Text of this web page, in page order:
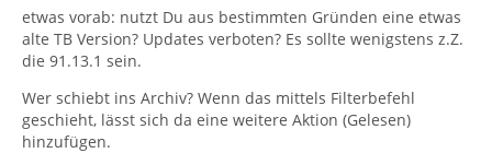
etwas vorab: nutzt Du aus bestimmten Gründen eine etwas
alte TB Version? Updates verboten? Es sollte wenigstens z.Z.
die 91.13.1 sein.
Wer schiebt ins Archiv? Wenn das mittels Filterbefehl
geschieht, lässt sich da eine weitere Aktion (Gelesen)
hinzufügen.